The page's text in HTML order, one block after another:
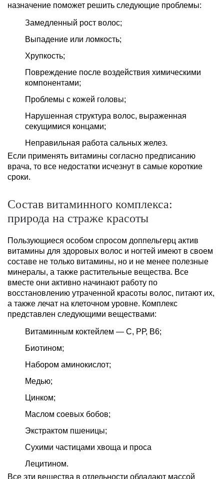
назначение поможет решить следующие проблемы:
Замедленный рост волос;
Выпадение или ломкость;
Хрупкость;
Повреждение после воздействия химическими
компонентами;
Проблемы с кожей головы;
Нарушенная структура волос, выраженная
секущимися концами;
Неправильная работа сальных желез.
Если применять витамины согласно предписанию
врача, то все недостатки исчезнут в самые короткие
сроки.
Состав витаминного комплекса:
природа на страже красоты
Пользующиеся особом спросом доппельгерц актив
витамины для здоровых волос и ногтей имеют в своем
составе не только витамины, но и не менее полезные
минералы, а также растительные вещества. Все
вместе они активно начинают работу по
восстановлению утраченной красоты волос, питают их,
а также лечат на клеточном уровне. Комплекс
представлен следующими веществами:
Витаминным коктейлем — С, РР, В6;
Биотином;
Набором аминокислот;
Медью;
Цинком;
Маслом соевых бобов;
Экстрактом пшеницы;
Сухими частицами хвоща и проса
Лецитином.
Все эти вещества в отдельности обладают массой